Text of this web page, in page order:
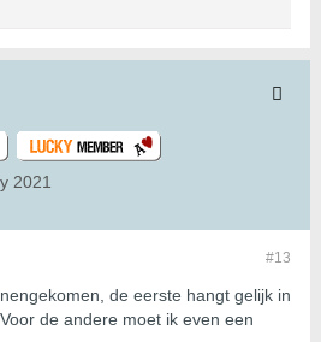
2021
#13
de eerste hangt gelijk in
Voor de andere moet ik even een